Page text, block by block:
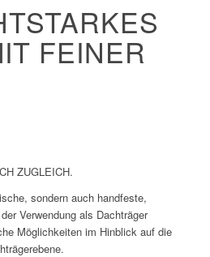
FEINER
ZUGLEICH.
sondern auch handfeste,
Verwendung als Dachträger
Möglichkeiten im Hinblick auf die